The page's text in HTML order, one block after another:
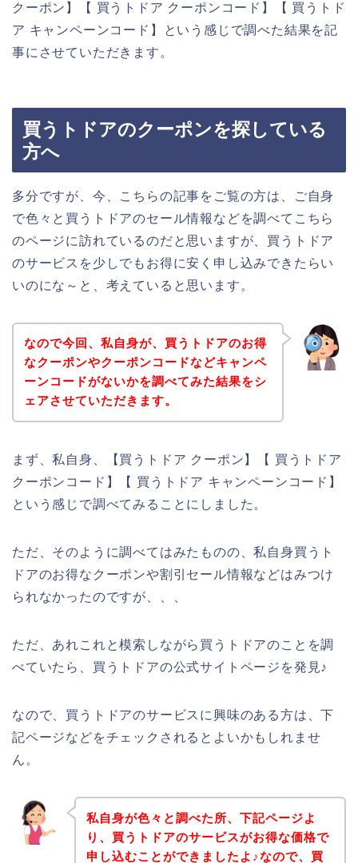
クーポン】【 買うトドア クーポンコード】【 買うトド
ア キャンペーンコード】という感じで調べた結果を記
事にさせていただきます。
買うトドアのクーポンを探している
方へ
多分ですが、今、こちらの記事をご覧の方は、ご自身
で色々と買うトドアのセール情報などを調べてこちら
のページに訪れているのだと思いますが、買うトドア
のサービスを少しでもお得に安く申し込みできたらい
いのにな～と、考えていると思います。
なので今回、私自身が、買うトドアのお得
なクーポンやクーポンコードなどキャンペ
ーンコードがないかを調べてみた結果をシ
ェアさせていただきます。
まず、私自身、【買うトドア クーポン】【 買うトドア
クーポンコード】【 買うトドア キャンペーンコード】
という感じで調べてみることにしました。
ただ、そのように調べてはみたものの、私自身買うト
ドアのお得なクーポンや割引セール情報などはみつけ
られなかったのですが、、、
ただ、あれこれと模索しながら買うトドアのことを調
べていたら、買うトドアの公式サイトページを発見♪
なので、買うトドアのサービスに興味のある方は、下
記ページなどをチェックされるとよいかもしれませ
ん。
私自身が色々と調べた所、下記ページよ
り、買うトドアのサービスがお得な価格で
申し込むことができましたよ♪なので、買